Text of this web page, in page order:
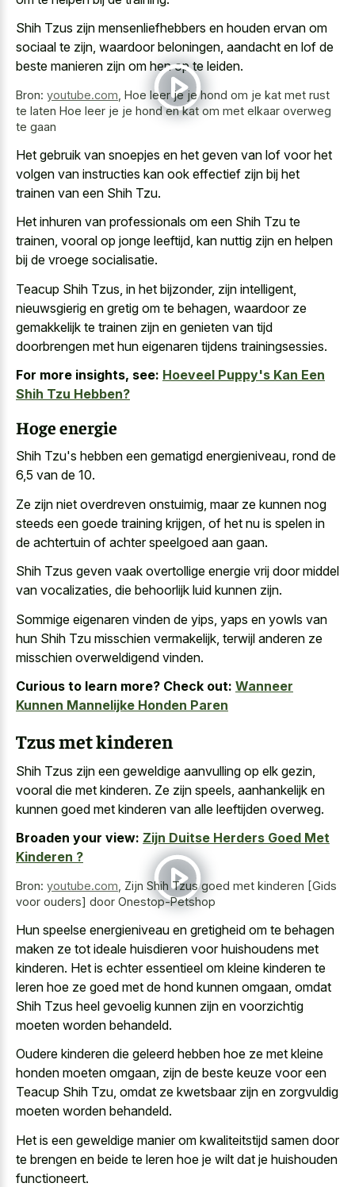
Shih Tzus zijn mensenliefhebbers en houden ervan om
sociaal te zijn, waardoor beloningen, aandacht en lof de
beste manieren zijn om hen op te leiden.
Bron: youtube.com Hoe leer je je hond om je kat met rust
te laten Hoe leer je je hond en kat om met elkaar overweg
te gaan
Het gebruik van snoepjes en het geven van lof voor het
volgen van instructies kan ook effectief zijn bij het
trainen van een Shih Tzu.
Het inhuren van professionals om een Shih Tzu te
trainen, vooral op jonge leeftijd, kan nuttig zijn en helpen
bij de vroege socialisatie.
Teacup Shih Tzus, in het bijzonder, zijn intelligent,
nieuwsgierig en gretig om te behagen, waardoor ze
gemakkelijk te trainen zijn en genieten van tijd
doorbrengen met hun eigenaren tijdens trainingsessies.
For more insights, see: Hoeveel Puppy's Kan Een
Shih Tzu Hebben?
Hoge energie
Shih Tzu's hebben een gematigd energieniveau, rond de
6,5 van de 10.
Ze zijn niet overdreven onstuimig, maar ze kunnen nog
steeds een goede training krijgen, of het nu is spelen in
de achtertuin of achter speelgoed aan gaan.
Shih Tzus geven vaak overtollige energie vrij door middel
van vocalizaties, die behoorlijk luid kunnen zijn.
Sommige eigenaren vinden de yips, yaps en yowls van
hun Shih Tzu misschien vermakelijk, terwijl anderen ze
misschien overweldigend vinden.
Curious to learn more? Check out: Wanneer
Kunnen Mannelijke Honden Paren
Tzus met kinderen
Shih Tzus zijn een geweldige aanvulling op elk gezin,
vooral die met kinderen. Ze zijn speels, aanhankelijk en
kunnen goed met kinderen van alle leeftijden overweg.
Broaden your view: Zijn Duitse Herders Goed Met
Kinderen ?
Bron: youtube.com Zijn Shih Tzus goed met kinderen [Gids
voor ouders] door Onestop-Petshop
Hun speelse energieniveau en gretigheid om te behagen
maken ze tot ideale huisdieren voor huishoudens met
kinderen. Het is echter essentieel om kleine kinderen te
leren hoe ze goed met de hond kunnen omgaan, omdat
Shih Tzus heel gevoelig kunnen zijn en voorzichtig
moeten worden behandeld.
Oudere kinderen die geleerd hebben hoe ze met kleine
honden moeten omgaan, zijn de beste keuze voor een
Teacup Shih Tzu, omdat ze kwetsbaar zijn en zorgvuldig
moeten worden behandeld.
Het is een geweldige manier om kwaliteitstijd samen door
te brengen en beide te leren hoe je wilt dat je huishouden
functioneert.